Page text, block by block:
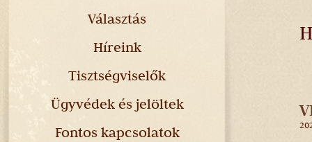
Választás
Híreink
Tisztségviselők
Ügyvédek és jelöltek
Fontos kapcsolatok